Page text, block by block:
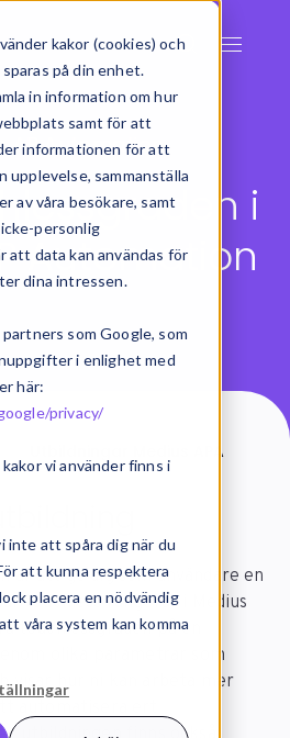
kakor (cookies) och
på din enhet.
in information om hur
samt för att
informationen för att
upplevelse, sammanställa
av våra besökare, samt
personlig
att data kan användas för
dina intressen.
som Google, som
i enlighet med
här:
privacy/
vi använder finns i
inte att spåra dig när du
att kunna respektera
placera en nödvändig
våra system kan komma
AP Automation
i
Automation
Utbildningar Medius APA
är att ge dig som användare en
touchless fungerar i Medius
touchlessgraden på en
olika parametrar som
visar hur ni kan arbeta mer